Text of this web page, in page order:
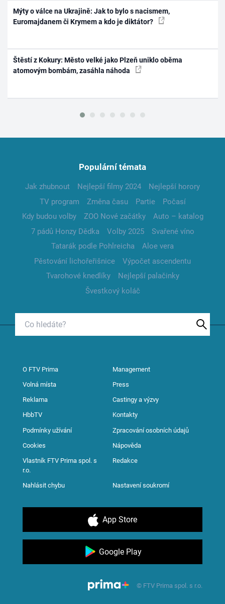
Mýty o válce na Ukrajině: Jak to bylo s nacismem,
Euromajdanem či Krymem a kdo je diktátor?
Štěstí z Kokury: Město velké jako Plzeň uniklo oběma
atomovým bombám, zasáhla náhoda
Populární témata
Jak zhubnout Nejlepší filmy 2024
Nejlepší horory
TV program
Změna času Partie
Počasí
Kdy budou volby
ZOO Nové začátky
Auto – katalog
7 pádů Honzy Dědka
Volby 2025
Svařené víno
Tatarák podle Pohlreicha
Aloe vera
Pěstování lichořeřišnice
Výpočet ascendentu
Tvarohové knedlíky
Nejlepší palačinky
Švestkový koláč
O FTV Prima Management
Volná místa Press
Reklama Castingy a výzvy
HbbTV Kontakty
Podmínky užívání Zpracování osobních údajů
Cookies Nápověda
Vlastník FTV Prima spol. s
r.o.
Redakce
Nahlásit chybu Nastavení soukromí
App Store
Google Play
© FTV Prima spol. s r.o.